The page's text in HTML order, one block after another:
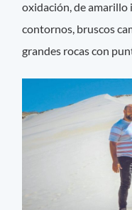
oxidación, de amarillo
contornos, bruscos
grandes rocas con